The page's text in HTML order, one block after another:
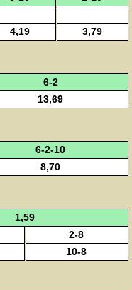
4,19 3,79
6-2
13,69
6-2-10
8,70
1,59
2-8
10-8